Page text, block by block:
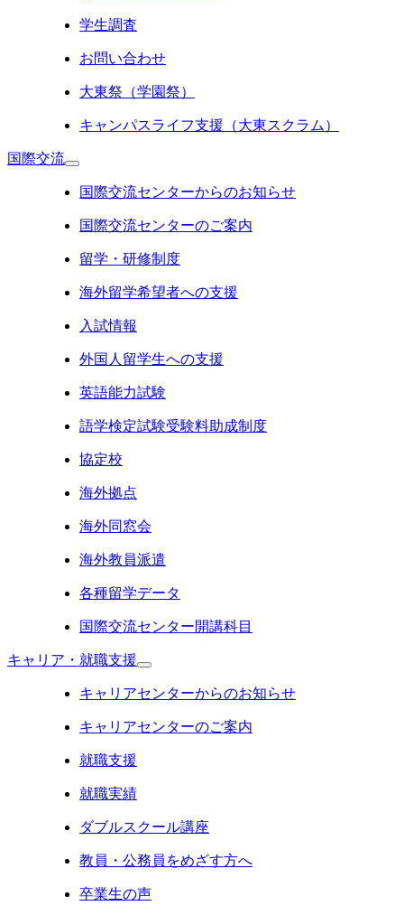
学生調査
お問い合わせ
大東祭（学園祭）
キャンパスライフ支援（大東スクラム）
国際交流
国際交流センターからのお知らせ
国際交流センターのご案内
留学・研修制度
海外留学希望者への支援
入試情報
外国人留学生への支援
英語能力試験
語学検定試験受験料助成制度
協定校
海外拠点
海外同窓会
海外教員派遣
各種留学データ
国際交流センター開講科目
キャリア・就職支援
キャリアセンターからのお知らせ
キャリアセンターのご案内
就職支援
就職実績
ダブルスクール講座
教員・公務員をめざす方へ
卒業生の声